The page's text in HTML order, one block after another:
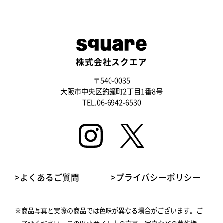
株式会社スクエア
〒540-0035
大阪市中央区釣鐘町2丁目1番8号
TEL.06-6942-6530
>よくあるご質問 >プライバシーポリシー
商品写真と実際の商品では色味が異なる場合がございます。ご